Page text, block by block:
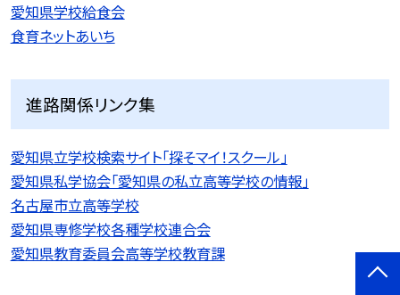
愛知県学校給食会
食育ネットあいち
進路関係リンク集
愛知県立学校検索サイト「探そマイ！スクール」
愛知県私学協会「愛知県の私立高等学校の情報」
名古屋市立高等学校
愛知県専修学校各種学校連合会
愛知県教育委員会高等学校教育課